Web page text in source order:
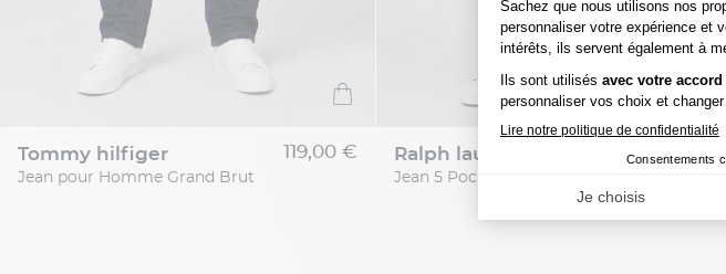
tommy hilfiger
Jean pour Homme Grand Brut
119,00 € ralph lauren
Jean 5 Poches Grande Taille Brut
179,00 €